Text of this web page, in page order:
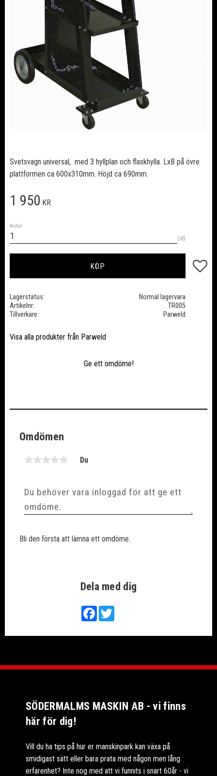
Svetsvagn universal, med 3 hyllplan och flaskhylla. LxB på övre
plattformen ca 600x310mm. Höjd ca 690mm.
1 950 KR
Antal
st
KÖP Lägg
Lagerstatus
Normal lagervara
Artikelnr
TR005
Tillverkare
Parweld
Visa alla produkter från Parweld
Ge ett omdöme!
Dela med dig
FacebookTwitter
Omdömen
Du
Bli den första att lämna ett omdöme.
SÖDERMALMS MASKIN AB - vi finns
här för dig!
Vill du ha tips på hur er manskinpark kan växa på
smidigast sätt eller bara prata med någon men lång
erfarenhet? Inte nog med att vi funnits i snart 60år - vi